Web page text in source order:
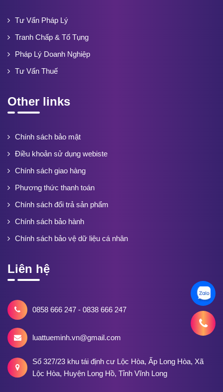
Tư Vấn Pháp Lý
Tranh Chấp & Tố Tụng
Pháp Lý Doanh Nghiệp
Tư Vấn Thuế
Other links
Chính sách bảo mật
Điều khoản sử dụng webiste
Chính sách giao hàng
Phương thức thanh toán
Chính sách đổi trả sản phẩm
Chính sách bảo hành
Chính sách bảo vệ dữ liệu cá nhân
Liên hệ
0858 666 247 - 0838 666 247
luattueminh.vn@gmail.com
Số 327/23 khu tái định cư Lộc Hòa, Ấp Long Hòa, Xã
Lộc Hòa, Huyện Long Hồ, Tỉnh Vĩnh Long